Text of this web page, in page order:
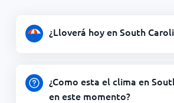
¿Lloverá hoy en South
¿Como esta el clima en
en este momento?